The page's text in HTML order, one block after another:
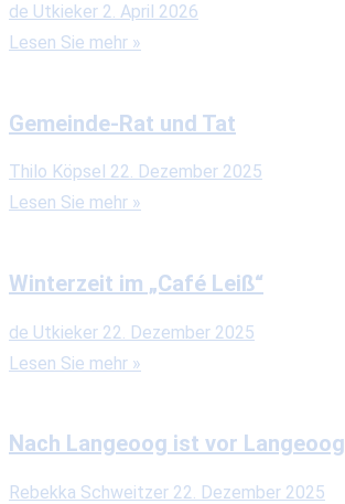
de Utkieker 2. April 2026
Lesen Sie mehr »
Gemeinde-Rat und Tat
Thilo Köpsel 22. Dezember 2025
Lesen Sie mehr »
Winterzeit im „Café Leiß“
de Utkieker 22. Dezember 2025
Lesen Sie mehr »
Nach Langeoog ist vor Langeoog
Rebekka Schweitzer 22. Dezember 2025